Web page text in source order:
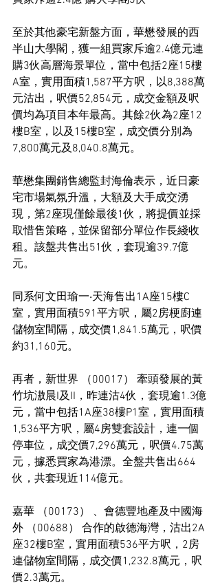
至於其他豪宅新盤方面，華懋發展的西
半山大學閣，獲一組買家斥逾2.4億元連
購3伙高層海景單位，當中包括2座15樓
A室，實用面積1,587平方呎，以8,388萬
元沽出，呎價52,854元，成交金額及呎
價均為項目本年最高。其餘2伙為2座12
樓B室，以及15樓B室，成交價分別為
7,800萬元及8,040.8萬元。
華懋集團銷售總監封海倫表示，近日豪
宅市場氣氛升溫，大額及大手成交湧
現，第2座現僅餘最後1伙，將提價並採
取惜售策略，並保留部分單位作長綫收
租。該盤共售出51伙，套現逾39.7億
元。
同系何文田瑜一‧天海售出1A座15樓C
室，實用面積591平方呎，屬2房梗廚連
儲物室間隔，成交價1,841.5萬元，呎價
約31,160元。
再者，新世界 （00017） 牽頭發展的黃
竹坑滶晨I及II，昨連沽4伙，套現逾1.3億
元，當中包括1A座38樓P1室，實用面積
1,536平方呎，屬4房雙套設計，連一個
停車位，成交價7,296萬元，呎價4.75萬
元，據悉買家為港漂。全盤共售出664
伙，共套現近114億元。
嘉華 （00173） 、會德豐地產及中國海
外 （00688） 合作的啟德海灣，沽出2A
座32樓B室，實用面積536平方呎，2房
連儲物室間隔，成交價1,232.8萬元，呎
價2.3萬元。